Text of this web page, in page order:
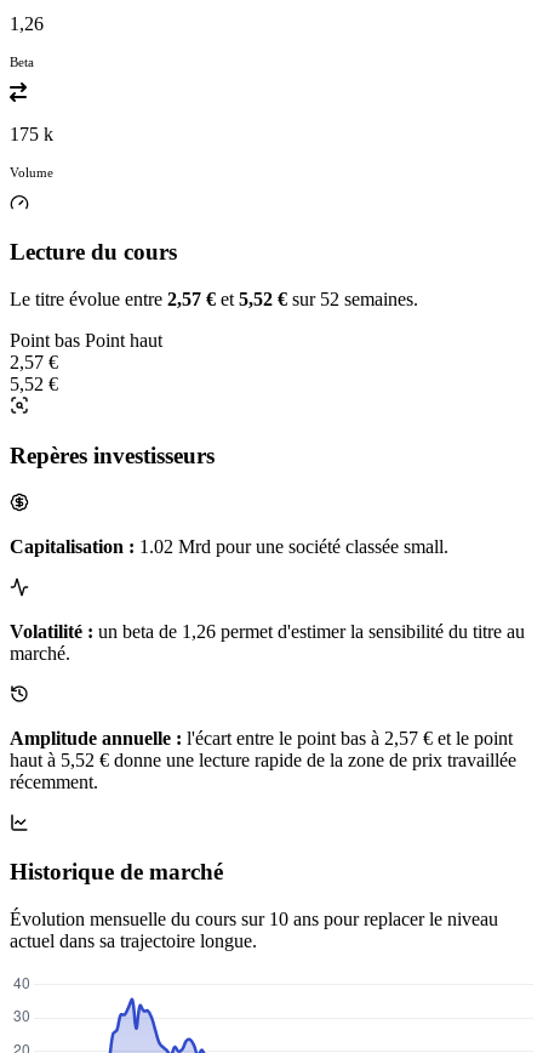
1,26
Beta
175 k
Volume
Lecture du cours
Le titre évolue entre 2,57 € et 5,52 € sur 52 semaines.
Point bas Point haut
2,57 €
5,52 €
Repères investisseurs
Capitalisation : 1.02 Mrd pour une société classée small.
Volatilité : un beta de 1,26 permet d'estimer la sensibilité du titre au
marché.
Amplitude annuelle : l'écart entre le point bas à 2,57 € et le point
haut à 5,52 € donne une lecture rapide de la zone de prix travaillée
récemment.
Historique de marché
Évolution mensuelle du cours sur 10 ans pour replacer le niveau
actuel dans sa trajectoire longue.